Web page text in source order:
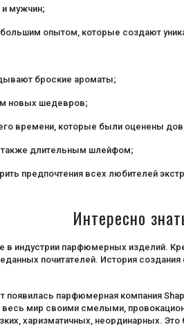
мужчин;
опытом, которые создают
броские ароматы;
новых шедевров;
времени, которые были оценены
также длительным шлейфом;
предпочтения всех любителей
Интересно
индустрии парфюмерных изделий.
почитателей. История
парфюмерная компания
мир своими смелыми,
харизматичных, неординарных.